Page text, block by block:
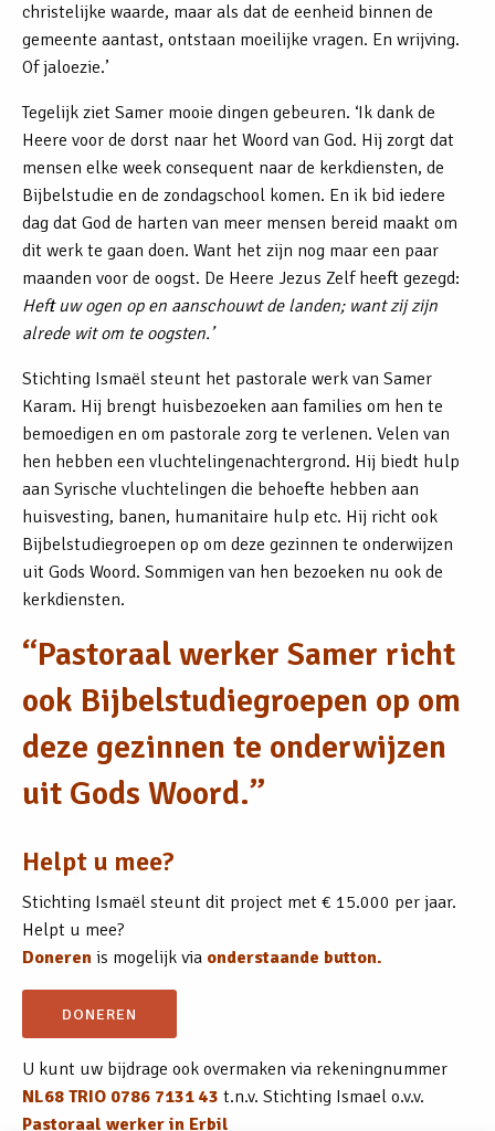
christelijke waarde, maar als dat de eenheid binnen de
gemeente aantast, ontstaan moeilijke vragen. En wrijving.
Of jaloezie.’
Tegelijk ziet Samer mooie dingen gebeuren. ‘Ik dank de
Heere voor de dorst naar het Woord van God. Hij zorgt dat
mensen elke week consequent naar de kerkdiensten, de
Bijbelstudie en de zondagschool komen. En ik bid iedere
dag dat God de harten van meer mensen bereid maakt om
dit werk te gaan doen. Want het zijn nog maar een paar
maanden voor de oogst. De Heere Jezus Zelf heeft gezegd:
Heft uw ogen op en aanschouwt de landen; want zij zijn
alrede wit om te oogsten.’
Stichting Ismaël steunt het pastorale werk van Samer
Karam. Hij brengt huisbezoeken aan families om hen te
bemoedigen en om pastorale zorg te verlenen. Velen van
hen hebben een vluchtelingenachtergrond. Hij biedt hulp
aan Syrische vluchtelingen die behoefte hebben aan
huisvesting, banen, humanitaire hulp etc. Hij richt ook
Bijbelstudiegroepen op om deze gezinnen te onderwijzen
uit Gods Woord. Sommigen van hen bezoeken nu ook de
kerkdiensten.
“Pastoraal werker Samer richt
ook Bijbelstudiegroepen op om
deze gezinnen te onderwijzen
uit Gods Woord.”
Helpt u mee?
Stichting Ismaël steunt dit project met € 15.000 per jaar.
Helpt u mee?
Doneren is mogelijk via onderstaande button.
DONEREN
U kunt uw bijdrage ook overmaken via rekeningnummer
NL68 TRIO 0786 7131 43 t.n.v. Stichting Ismael o.v.v.
Pastoraal werker in Erbil